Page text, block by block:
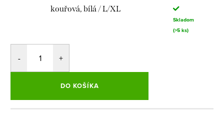
kouřová, bílá / L/XL
Skladom
(>5 ks)
DO KOŠÍKA